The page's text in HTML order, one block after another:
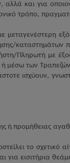
και για
τρόπο,
μεταγενέστερη
καταστημάτων
Πληρωτή με
μέσω των
ισχύουν,
ή προμήθειας
το σχετικό
για εισιτήρια